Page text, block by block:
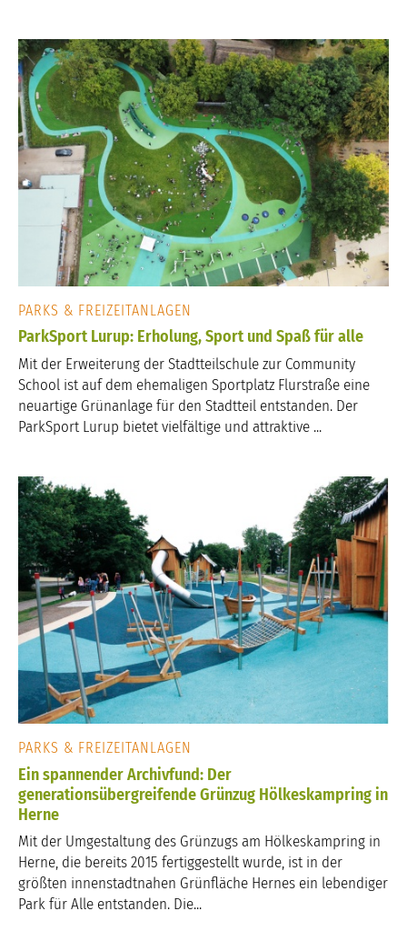
PARKS & FREIZEITANLAGEN
ParkSport Lurup: Erholung, Sport und Spaß für alle
Mit der Erweiterung der Stadtteilschule zur Community
School ist auf dem ehemaligen Sportplatz Flurstraße eine
neuartige Grünanlage für den Stadtteil entstanden. Der
ParkSport Lurup bietet vielfältige und attraktive ...
PARKS & FREIZEITANLAGEN
Ein spannender Archivfund: Der
generationsübergreifende Grünzug Hölkeskampring in
Herne
Mit der Umgestaltung des Grünzugs am Hölkeskampring in
Herne, die bereits 2015 fertiggestellt wurde, ist in der
größten innenstadtnahen Grünfläche Hernes ein lebendiger
Park für Alle entstanden. Die...